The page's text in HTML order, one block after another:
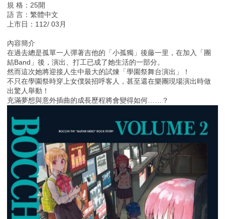
規 格：25開
語 言：繁體中文
上市日：112/ 03月
內容簡介
在過去總是孤單一人彈著吉他的「小孤獨」後藤一里，在加入「團
結Band」後，演出、打工已成了她生活的一部分。
然而這次她將迎接人生中最大的試煉「學園祭舞台演出」！
不只在學園祭時穿上女僕裝招呼客人，甚至還在樂團現場演出時做
出驚人舉動！
充滿夢想與意外插曲的成長歷程將會變得如何……？